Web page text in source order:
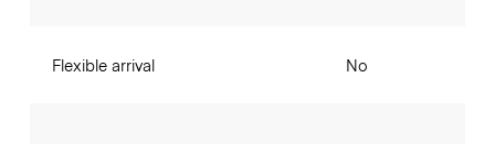
Flexible arrival No